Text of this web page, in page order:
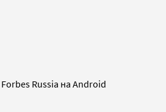
Russia на Android